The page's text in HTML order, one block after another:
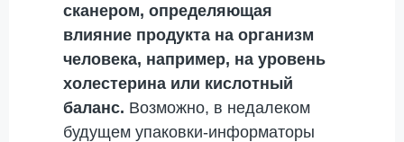
сканером, определяющая
влияние продукта на организм
человека, например, на уровень
холестерина или кислотный
баланс. Возможно, в недалеком
будущем упаковки-информаторы